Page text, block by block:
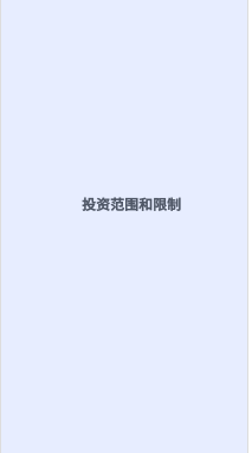
投资范围和限制